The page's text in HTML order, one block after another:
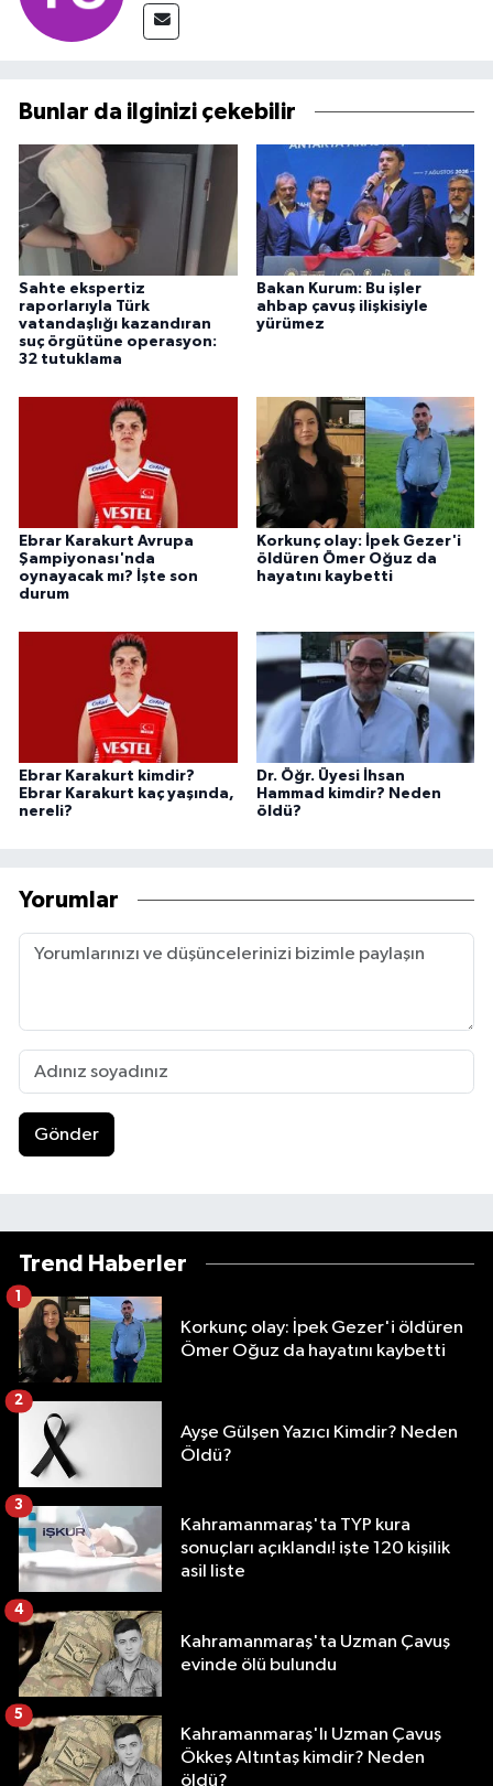
Bunlar da ilginizi çekebilir
Sahte ekspertiz
raporlarıyla Türk
vatandaşlığı kazandıran
suç örgütüne operasyon:
32 tutuklama
Bakan Kurum: Bu işler
ahbap çavuş ilişkisiyle
yürümez
Ebrar Karakurt Avrupa
Şampiyonası'nda
oynayacak mı? İşte son
durum
Korkunç olay: İpek Gezer'i
öldüren Ömer Oğuz da
hayatını kaybetti
Ebrar Karakurt kimdir?
Ebrar Karakurt kaç yaşında,
nereli?
Dr. Öğr. Üyesi İhsan
Hammad kimdir? Neden
öldü?
Yorumlar
Gönder
Trend Haberler
Korkunç olay: İpek Gezer'i öldüren
Ömer Oğuz da hayatını kaybetti
1
Ayşe Gülşen Yazıcı Kimdir? Neden
Öldü?
2
Kahramanmaraş'ta TYP kura
sonuçları açıklandı! işte 120 kişilik
asil liste
3
Kahramanmaraş'ta Uzman Çavuş
evinde ölü bulundu
4
Kahramanmaraş'lı Uzman Çavuş
Ökkeş Altıntaş kimdir? Neden
öldü?
5